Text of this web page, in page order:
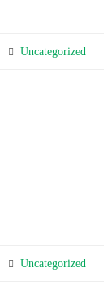
Uncategorized
Uncategorized